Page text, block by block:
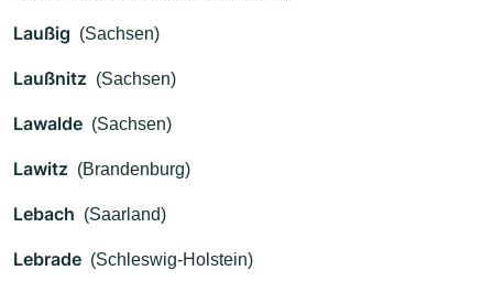
Laußig (Sachsen)
Laußnitz (Sachsen)
Lawalde (Sachsen)
Lawitz (Brandenburg)
Lebach (Saarland)
Lebrade (Schleswig-Holstein)